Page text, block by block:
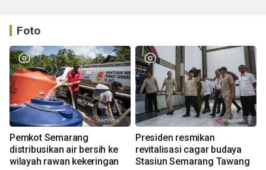
Foto
Pemkot Semarang
distribusikan air bersih ke
wilayah rawan kekeringan
Presiden resmikan
revitalisasi cagar budaya
Stasiun Semarang Tawang